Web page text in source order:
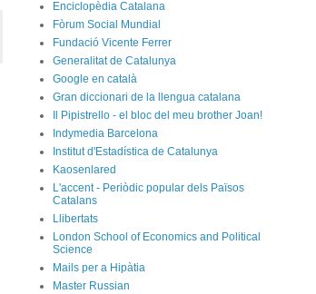
Enciclopèdia Catalana
Fòrum Social Mundial
Fundació Vicente Ferrer
Generalitat de Catalunya
Google en català
Gran diccionari de la llengua catalana
Il Pipistrello - el bloc del meu brother Joan!
Indymedia Barcelona
Institut d'Estadística de Catalunya
Kaosenlared
L'accent - Periòdic popular dels Països
Catalans
Llibertats
London School of Economics and Political
Science
Mails per a Hipàtia
Master Russian